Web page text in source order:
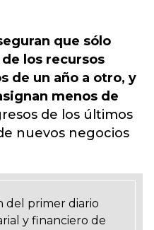
que sólo
los recursos
de un año a otro, y
menos de
de los últimos
nuevos negocios
del primer diario
y financiero de